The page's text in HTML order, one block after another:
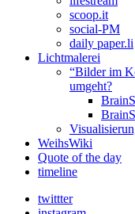
scoop.it
social-PM
daily paper.li
Lichtmalerei
“Bilder im
umgeht?
WeihsWiki
Quote of the day
timeline
twittter